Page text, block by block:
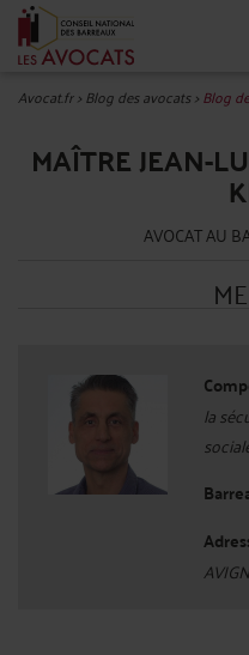
Avocat.fr>Blog des avocats>Blog
MAÎTRE JEAN-
AVOCAT AU
la